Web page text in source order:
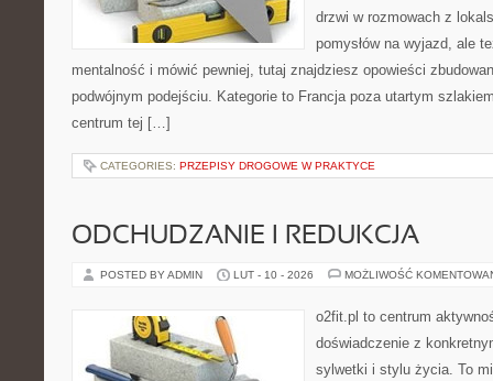
drzwi w rozmowach z
pomysłów na wyjazd, ale
mentalność i mówić pewniej, tutaj znajdziesz opowieści
podwójnym podejściu. Kategorie to Francja poza utartym
centrum tej […]
CATEGORIES: PRZEPISY DROGOWE W PRAKTYCE
ODCHUDZANIE I REDUKCJA
POSTED BY ADMIN LUT - 10 - 2026 MOŻLIWOŚĆ
o2fit.pl to centrum
doświadczenie z
sylwetki i stylu życia. To